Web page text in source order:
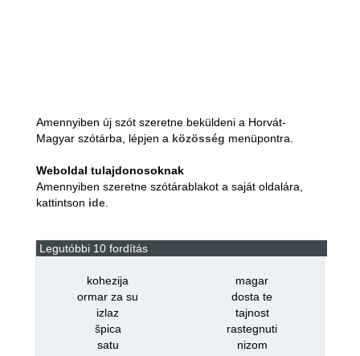
Amennyiben új szót szeretne beküldeni a Horvát-
Magyar szótárba, lépjen a közösség menüpontra.
Weboldal tulajdonosoknak
Amennyiben szeretne szótárablakot a saját oldalára,
kattintson ide.
Legutóbbi 10 fordítás
kohezija
magar
ormar za su
dosta te
izlaz
tajnost
špica
rastegnuti
satu
nizom